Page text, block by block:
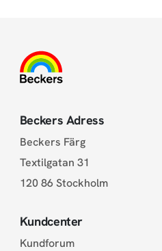
Beckers Adress
Beckers Färg
Textilgatan 31
120 86 Stockholm
Kundcenter
Kundforum